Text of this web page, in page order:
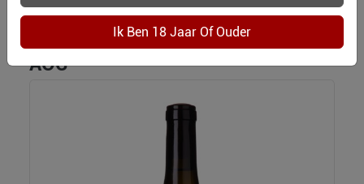
PERSOONLIJK-
WIJN-
KADOBON
Garnier & Fils Bourgogne Aligoté
AOC